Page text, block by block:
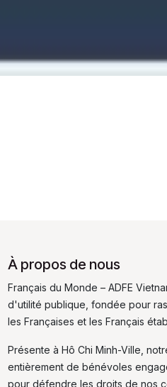
À propos de nous
Français du Monde – ADFE
d'utilité publique, fondée pour
les Françaises et les Français
Présente à Hô Chi Minh-Ville,
entièrement de bénévoles
pour défendre les droits de nos